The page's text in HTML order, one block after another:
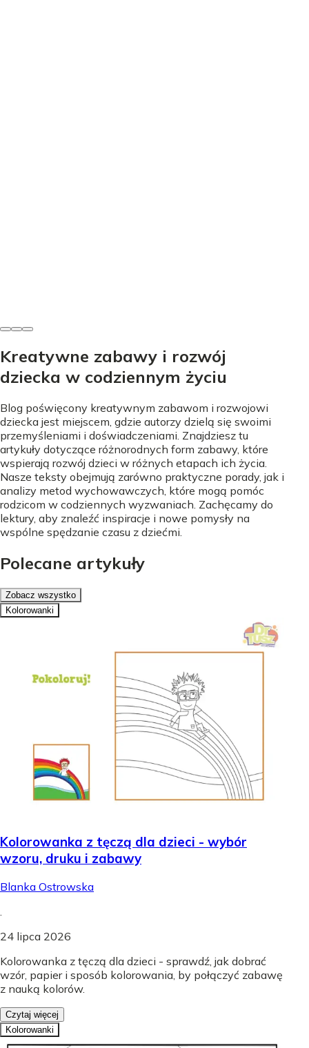
Kreatywne zabawy i rozwój
dziecka w codziennym życiu
Blog poświęcony kreatywnym zabawom i rozwojowi
dziecka jest miejscem, gdzie autorzy dzielą się swoimi
przemyśleniami i doświadczeniami. Znajdziesz tu
artykuły dotyczące różnorodnych form zabawy, które
wspierają rozwój dzieci w różnych etapach ich życia.
Nasze teksty obejmują zarówno praktyczne porady, jak i
analizy metod wychowawczych, które mogą pomóc
rodzicom w codziennych wyzwaniach. Zachęcamy do
lektury, aby znaleźć inspiracje i nowe pomysły na
wspólne spędzanie czasu z dziećmi.
Polecane artykuły
Zobacz wszystko
Kolorowanki
Kolorowanka z tęczą dla dzieci - wybór
wzoru, druku i zabawy
Blanka Ostrowska
24 lipca 2026
Kolorowanka z tęczą dla dzieci - sprawdź, jak dobrać
wzór, papier i sposób kolorowania, by połączyć zabawę
z nauką kolorów.
Czytaj więcej
Kolorowanki